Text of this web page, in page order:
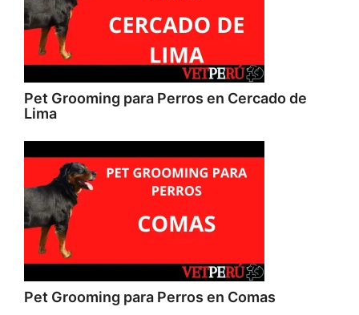
Pet Grooming para Perros en Cercado de
Lima
Pet Grooming para Perros en Comas